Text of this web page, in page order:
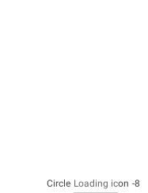
8-
Circle Loading icon